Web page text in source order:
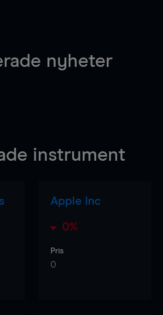
nyheter
instrument
Apple Inc
0%
Pris
0